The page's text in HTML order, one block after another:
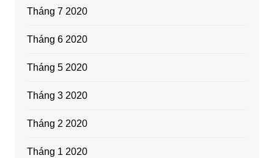
Tháng 7 2020
Tháng 6 2020
Tháng 5 2020
Tháng 3 2020
Tháng 2 2020
Tháng 1 2020